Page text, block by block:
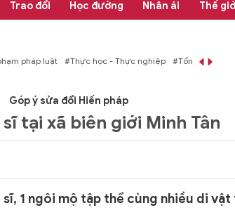
Trao đổi Học đường Nhân ái Thế
pháp luật #Thực học - Thực nghiệp #Tổng rà soát
Góp ý sửa đổi Hiến pháp
tại xã biên giới Minh Tân
1 ngôi mộ tập thể cùng nhiều di vật